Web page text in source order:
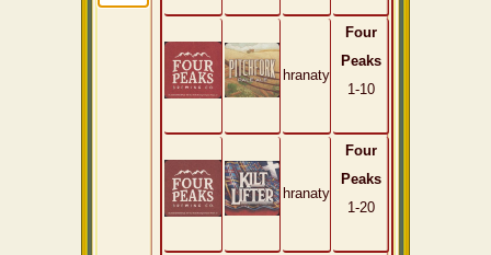
hranaty
Four
Peaks
1-10
hranaty
Four
Peaks
1-20